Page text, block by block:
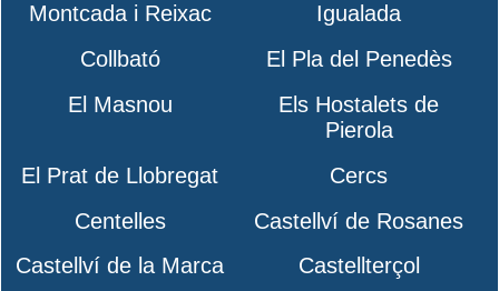
Montcada i Reixac
Igualada
Collbató
El Pla del Penedès
El Masnou
Els Hostalets de
Pierola
El Prat de Llobregat
Cercs
Centelles
Castellví de Rosanes
Castellví de la Marca
Castellterçol